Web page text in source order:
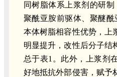
同树脂体系上浆剂的研制
聚酰亚胺前驱体、聚醚
本体树脂相容性优势，上
明显提升，改性后分子结
总于表1。此外，上浆剂
好地抵抗外部侵害，赋予